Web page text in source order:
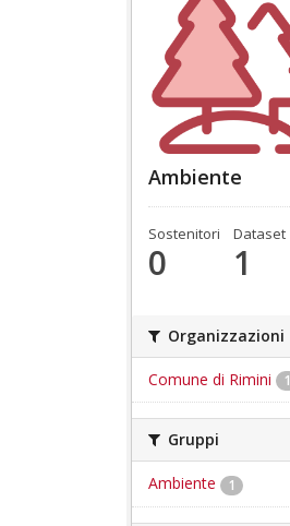
Ambiente
Sostenitori
0
Dataset
1
Organizzazioni
Comune di Rimini 1
Gruppi
Ambiente 1